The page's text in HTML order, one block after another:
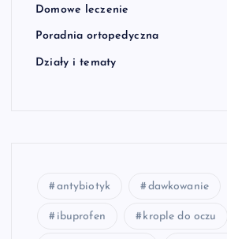
Domowe leczenie
Poradnia ortopedyczna
Działy i tematy
antybiotyk dawkowanie
ibuprofen krople do oczu